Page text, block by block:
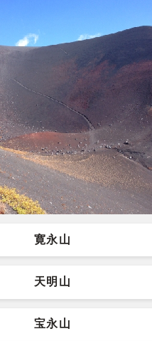
寛永山
天明山
宝永山